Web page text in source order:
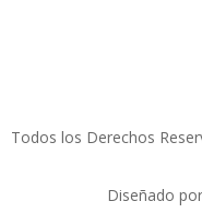
Todos los Derechos
Diseñado por